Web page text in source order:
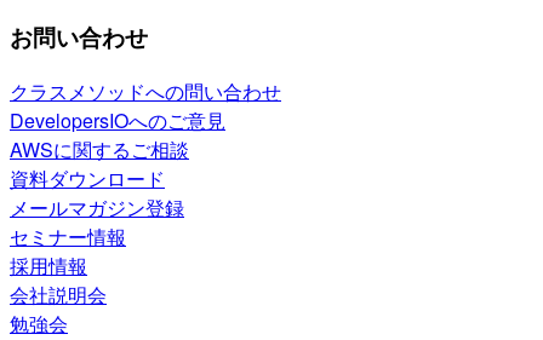
お問い合わせ
クラスメソッドへの問い合わせ
DevelopersIOへのご意見
AWSに関するご相談
資料ダウンロード
メールマガジン登録
セミナー情報
採用情報
会社説明会
勉強会